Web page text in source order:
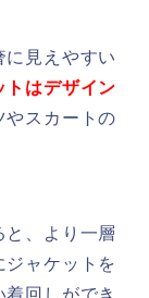
見えやすい
トはデザイン
やスカートの
、より一層
ジャケットを
回しができ